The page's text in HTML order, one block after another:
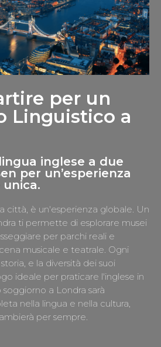
per un
Linguistico a
inglese a due
per un’esperienza
città, è un'esperienza globale. Un
ti permette di esplorare musei
per parchi reali e
musicale e teatrale. Ogni
e la diversità dei suoi
ideale per praticare l'inglese in
a Londra sarà
nella lingua e nella cultura,
per sempre.